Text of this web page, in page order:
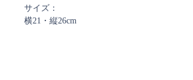
サイズ：
横21・縦26cm